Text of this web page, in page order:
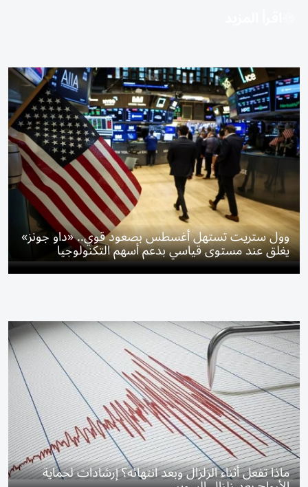
وول ستريت تستهل أغسطس بصعود قوي.. «داو جونز»
يغلق عند مستوى قياسي بدعم أسهم التكنولوجيا
ماذا تفعل أثناء الزلزال وبعد انتهائه؟ إرشادات لحماية